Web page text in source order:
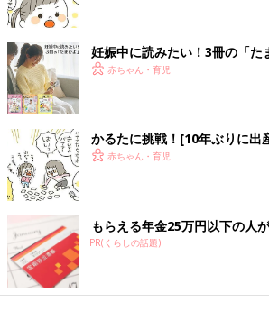
妊娠中に読みたい！3冊の「た
赤ちゃん・育児
かるたに挑戦！[10年ぶりに出
赤ちゃん・育児
もらえる年金25万円以下の人
PR(くらしの話題)